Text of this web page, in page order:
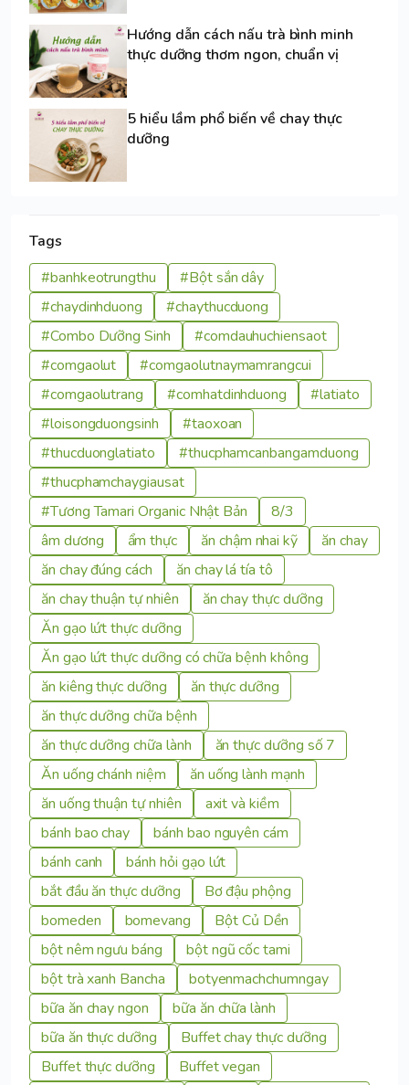
Hướng dẫn cách nấu trà bình minh
thực dưỡng thơm ngon, chuẩn vị
5 hiểu lầm phổ biến về chay thực
dưỡng
Tags
#banhkeotrungthu
#Bột sắn dây
#chaydinhduong
#chaythucduong
#Combo Dưỡng Sinh
#comdauhuchiensaot
#comgaolut
#comgaolutnaymamrangcui
#comgaolutrang
#comhatdinhduong
#latiato
#loisongduongsinh
#taoxoan
#thucduonglatiato
#thucphamcanbangamduong
#thucphamchaygiausat
#Tương Tamari Organic Nhật Bản
8/3
âm dương
ẩm thực ăn chậm nhai kỹ
ăn chay
ăn chay đúng cách
ăn chay lá tía tô
ăn chay thuận tự nhiên
ăn chay thực dưỡng
Ăn gạo lứt thực dưỡng
Ăn gạo lứt thực dưỡng có chữa bệnh không
ăn kiêng thực dưỡng
ăn thực dưỡng
ăn thực dưỡng chữa bệnh
ăn thực dưỡng chữa lành
ăn thực dưỡng số 7
Ăn uống chánh niệm
ăn uống lành mạnh
ăn uống thuận tự nhiên
axit và kiềm
bánh bao chay
bánh bao nguyên cám
bánh canh
bánh hỏi gạo lứt
bắt đầu ăn thực dưỡng
Bơ đậu phộng
bomeden
bomevang
Bột Củ Dền
bột nêm ngưu báng
bột ngũ cốc tami
bột trà xanh Bancha
botyenmachchumngay
bữa ăn chay ngon
bữa ăn chữa lành
bữa ăn thực dưỡng
Buffet chay thực dưỡng
Buffet thực dưỡng
Buffet vegan